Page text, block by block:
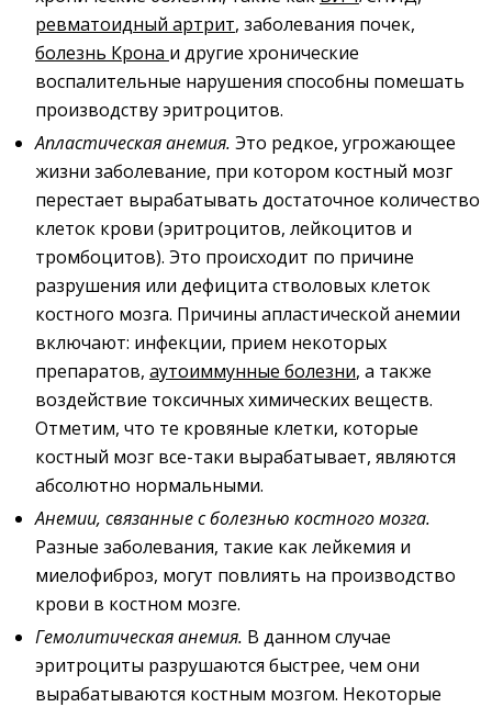
ревматоидный артрит, заболевания почек,
болезнь Крона и другие хронические
воспалительные нарушения способны помешать
производству эритроцитов.
Апластическая анемия. Это редкое, угрожающее
жизни заболевание, при котором костный мозг
перестает вырабатывать достаточное количество
клеток крови (эритроцитов, лейкоцитов и
тромбоцитов). Это происходит по причине
разрушения или дефицита стволовых клеток
костного мозга. Причины апластической анемии
включают: инфекции, прием некоторых
препаратов, аутоиммунные болезни, а также
воздействие токсичных химических веществ.
Отметим, что те кровяные клетки, которые
костный мозг все-таки вырабатывает, являются
абсолютно нормальными.
Анемии, связанные с болезнью костного мозга.
Разные заболевания, такие как лейкемия и
миелофиброз, могут повлиять на производство
крови в костном мозге.
Гемолитическая анемия. В данном случае
эритроциты разрушаются быстрее, чем они
вырабатываются костным мозгом. Некоторые